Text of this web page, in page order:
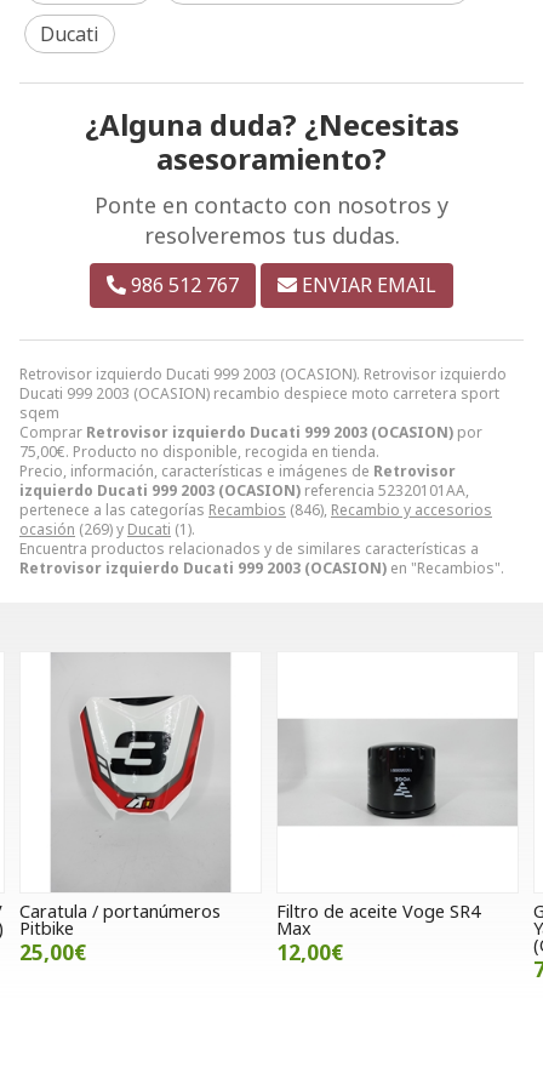
Retrovisor izquierdo Ducati 999 2003 (OCASION). Retrovisor izquierdo
Ducati 999 2003 (OCASION) recambio despiece moto carretera sport
sqem
Comprar Retrovisor izquierdo Ducati 999 2003 (OCASION) por
75,00€. Producto no disponible, recogida en tienda.
Precio, información, características e imágenes de Retrovisor
izquierdo Ducati 999 2003 (OCASION) referencia 52320101AA,
pertenece a las categorías Recambios (846), Recambio y accesorios
ocasión (269) y Ducati (1).
Encuentra productos relacionados y de similares características a
Retrovisor izquierdo Ducati 999 2003 (OCASION) en "Recambios".
Ducati
¿Alguna duda? ¿Necesitas
asesoramiento?
Ponte en contacto con nosotros y
resolveremos tus dudas.
986 512 767 ENVIAR EMAIL
Filtro de aceite Voge SR4
Max
12,00€
Guardabarros delantero
Yamaha R1 2004 al 2006
(Ocasión)
70,00€